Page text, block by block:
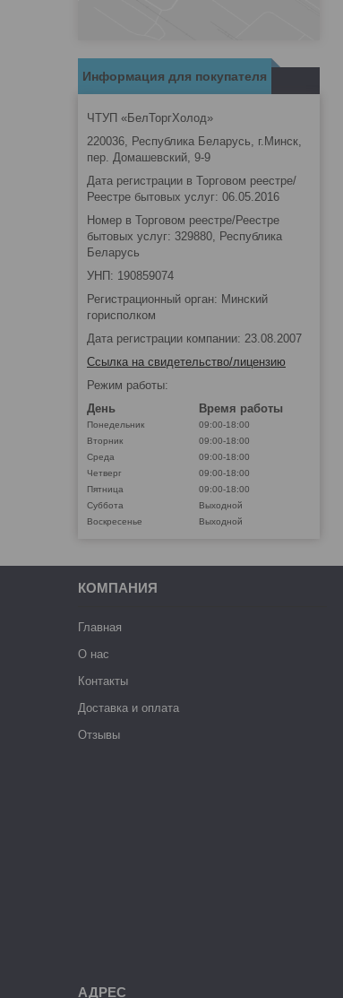
Информация для покупателя
ЧТУП «БелТоргХолод»
220036, Республика Беларусь, г.Минск,
пер. Домашевский, 9-9
Дата регистрации в Торговом реестре/
Реестре бытовых услуг: 06.05.2016
Номер в Торговом реестре/Реестре
бытовых услуг: 329880, Республика
Беларусь
УНП: 190859074
Регистрационный орган: Минский
горисполком
Дата регистрации компании: 23.08.2007
Ссылка на свидетельство/лицензию
Режим работы:
День
Время работы
Понедельник
09:00-18:00
Вторник
09:00-18:00
Среда
09:00-18:00
Четверг
09:00-18:00
Пятница
09:00-18:00
Суббота
Выходной
Воскресенье
Выходной
КОМПАНИЯ
Главная
О нас
Контакты
Доставка и оплата
Отзывы